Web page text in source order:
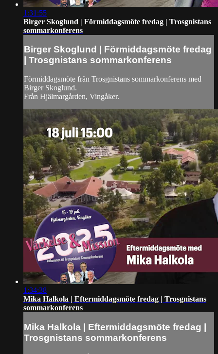
1:31:55
Birger Skoglund | Förmiddagsmöte fredag | Trosgnistans
sommarkonferens
Birger Skoglund | Förmiddagsmöte fredag
| Trosgnistans sommarkonferens
Förmiddagsmöte från Trosgnistans sommarkonferens med
Birger Skoglund.
Från Hjälmargården, Vingåker.
1:34:38
Mika Halkola | Eftermiddagsmöte fredag | Trosgnistans
sommarkonferens
Mika Halkola | Eftermiddagsmöte fredag |
Trosgnistans sommarkonferens